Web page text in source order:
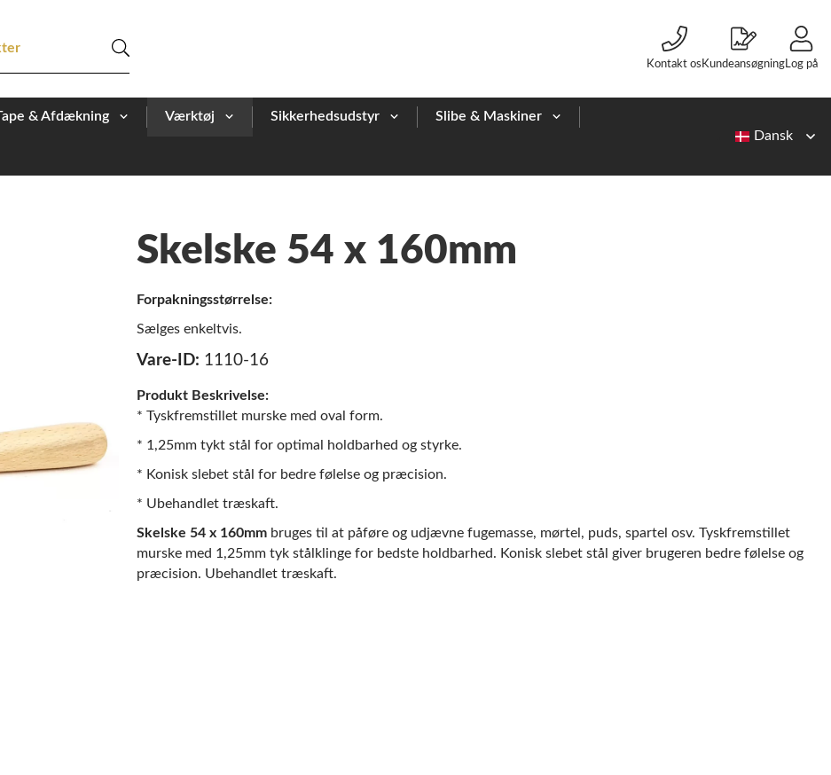
Kontakt os Kundeansøgning Log på
& Afdækning Værktøj Sikkerhedsudstyr Slibe & Maskiner
Skelske 54 x 160mm
Forpakningsstørrelse:
Sælges enkeltvis.
Vare-ID: 1110-16
Produkt Beskrivelse:
* Tyskfremstillet murske med oval form.
* 1,25mm tykt stål for optimal holdbarhed og styrke.
* Konisk slebet stål for bedre følelse og præcision.
* Ubehandlet træskaft.
Skelske 54 x 160mmbruges til at påføre og udjævne fugemasse, mørtel, puds, spartel osv. Tyskfremstillet
murske med 1,25mm tyk stålklinge for bedste holdbarhed. Konisk slebet stål giver brugeren bedre følelse og
præcision. Ubehandlet træskaft.